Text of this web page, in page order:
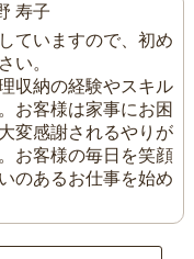
寿子
ていますので、初め
い。
収納の経験やスキル
お客様は家事にお困
変感謝されるやりが
お客様の毎日を笑顔
のあるお仕事を始め